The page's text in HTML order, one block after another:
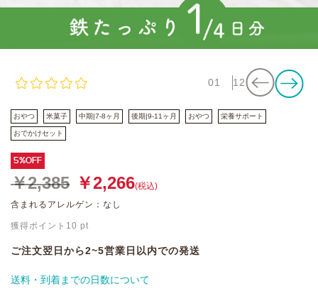
01 12
おやつ 米菓子 中期|7-8ヶ月 後期|9-11ヶ月 おやつ 栄養サポート
おでかけセット
5%OFF
￥2,385 ￥2,266(税込)
含まれるアレルゲン：なし
獲得ポイント 10 pt
ご注文翌日から2~5営業日以内での発送
送料・到着までの日数について